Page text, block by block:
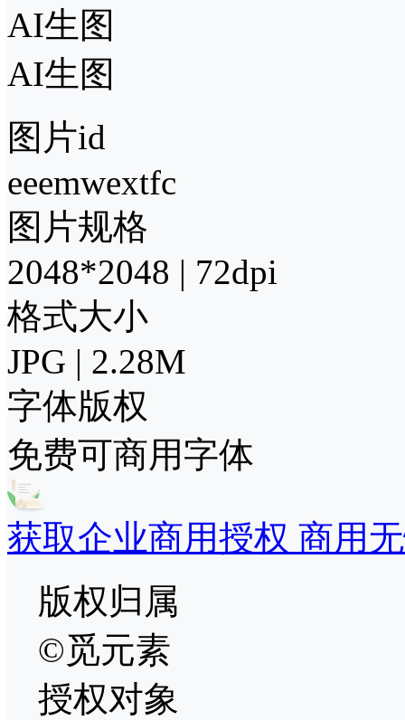
AI生图
AI生图
图片id
eeemwextfc
图片规格
2048*2048 | 72dpi
格式大小
JPG | 2.28M
字体版权
免费可商用字体
获取企业商用授权 商用
版权归属
©觅元素
授权对象